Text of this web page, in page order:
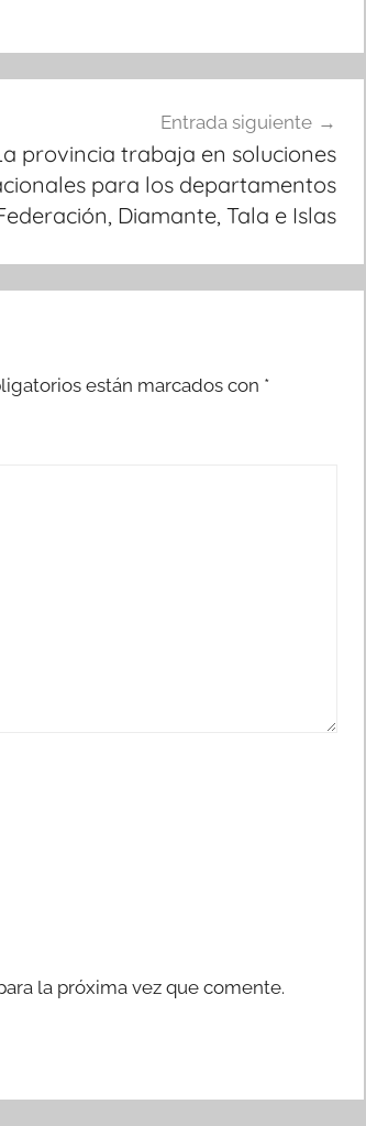
Entrada siguiente
provincia trabaja en soluciones
para los departamentos
Diamante, Tala e Islas
están marcados con *
la próxima vez que comente.